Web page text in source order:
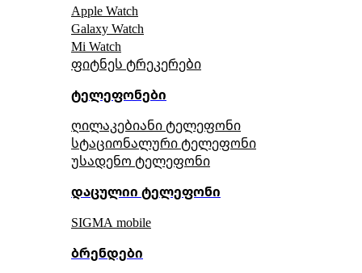
Apple Watch
Galaxy Watch
Mi Watch
ფიტნეს ტრეკერები
ტელეფონები
ღილაკებიანი ტელეფონი
სტაციონალური ტელეფონი
უსადენო ტელეფონი
დაცულიი ტელეფონი
SIGMA mobile
ბრენდები